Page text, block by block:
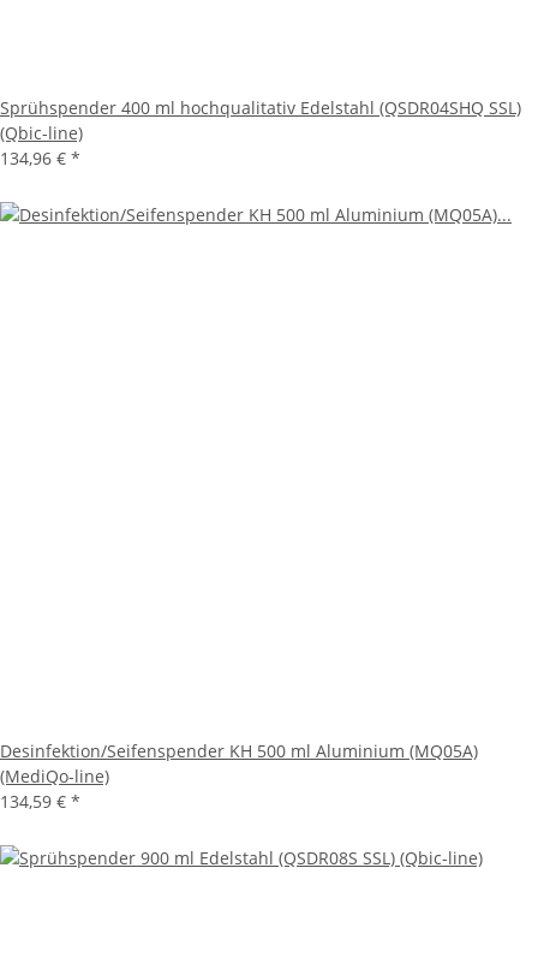
Sprühspender 400 ml hochqualitativ Edelstahl (QSDR04SHQ SSL)
(Qbic-line)
134,96 € *
Desinfektion/Seifenspender KH 500 ml Aluminium (MQ05A)
(MediQo-line)
134,59 € *